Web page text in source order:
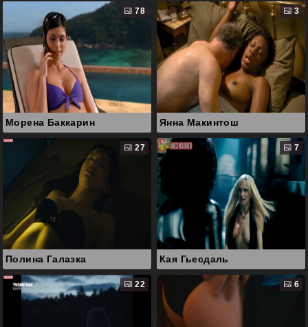
78
Морена Баккарин
3
Янна Макинтош
27
Полина Галазка
7
Кая Гьесдаль
22 6